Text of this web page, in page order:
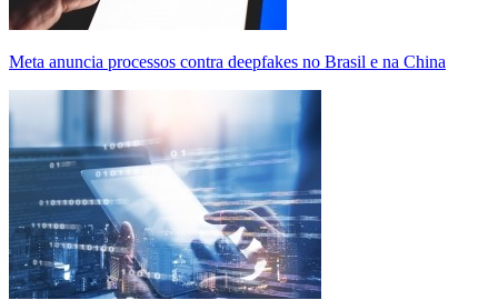
Meta anuncia processos contra deepfakes no Brasil e na China